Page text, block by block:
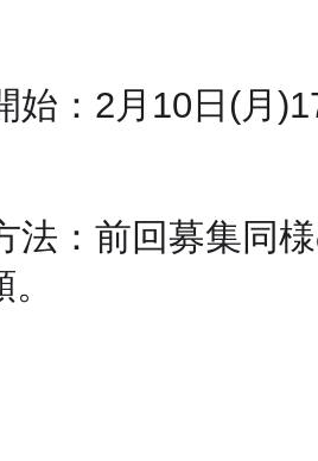
始：2月10日(月
法：前回募集同